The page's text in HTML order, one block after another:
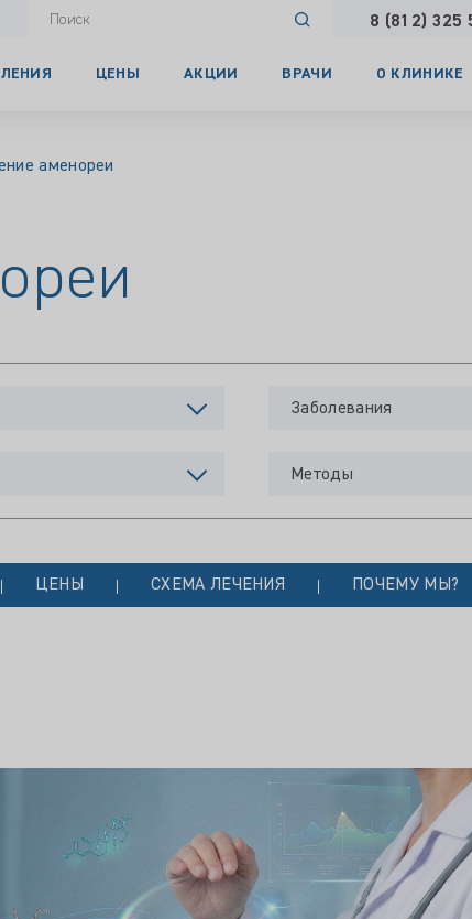
8 (812) 325
ЦЕНЫ АКЦИИ ВРАЧИ О КЛИНИКЕ
аменореи
Заболевания
Методы
ЦЕНЫ СХЕМА ЛЕЧЕНИЯ ПОЧЕМУ МЫ?